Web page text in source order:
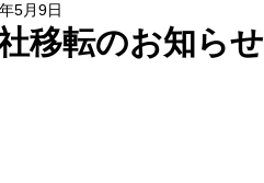
移転のお知らせ
5月9日